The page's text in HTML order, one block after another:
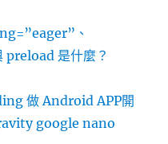
、
是什麼？
做 Android APP開
google nano